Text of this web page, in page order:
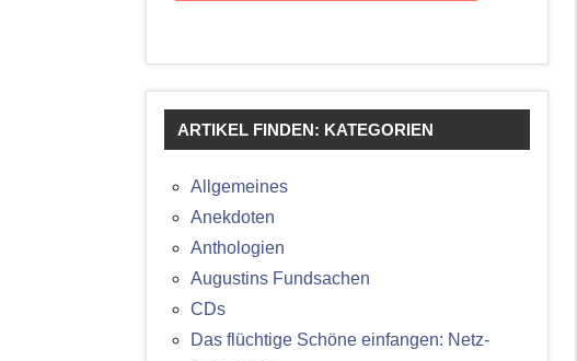
ARTIKEL FINDEN: KATEGORIEN
Allgemeines
Anekdoten
Anthologien
Augustins Fundsachen
CDs
Das flüchtige Schöne einfangen: Netz-